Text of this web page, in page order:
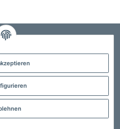
und Schornsteintechnik
Sie uns an !